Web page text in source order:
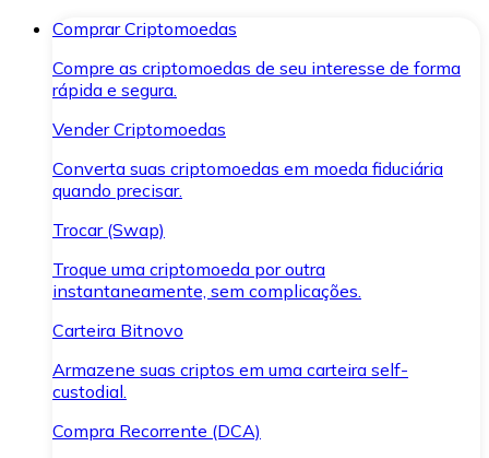
Comprar Criptomoedas
Compre as criptomoedas de seu interesse de forma
rápida e segura.
Vender Criptomoedas
Converta suas criptomoedas em moeda fiduciária
quando precisar.
Trocar (Swap)
Troque uma criptomoeda por outra
instantaneamente, sem complicações.
Carteira Bitnovo
Armazene suas criptos em uma carteira self-
custodial.
Compra Recorrente (DCA)